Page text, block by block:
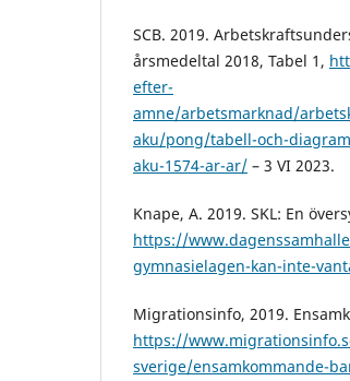
SCB. 2019.
årsmedeltal 2018, Tabel 1,
efter-
amne/arbetsmarknad/
aku/pong/tabell-och-
aku-1574-ar-ar/ – 3 VI 2023.
Knape, A. 2019. SKL: En
https://
gymnasielagen-kan-inte-
Migrationsinfo, 2019.
https://
sverige/ensamkommande-